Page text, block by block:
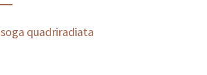
quadriradiata